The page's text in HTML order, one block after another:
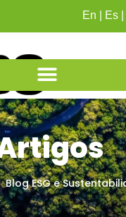
En Es
Blog ESG e